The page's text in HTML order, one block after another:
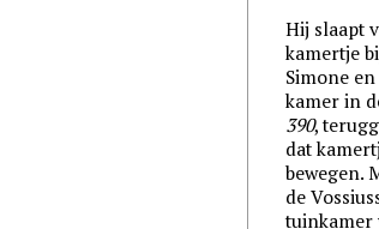
Hij slaapt
kamertje
Simone
kamer in
390,
dat
bewegen.
de
tuinkamer